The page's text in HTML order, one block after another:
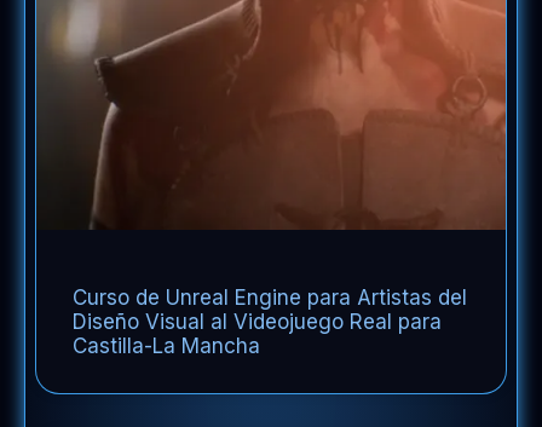
Curso de Unreal Engine para Artistas del
Diseño Visual al Videojuego Real para
Castilla-La Mancha